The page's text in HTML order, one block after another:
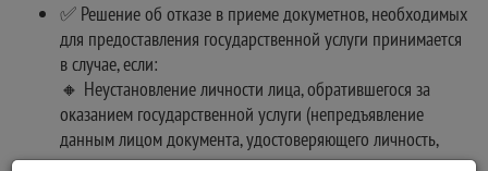
✅ Решение об отказе в приеме докуметнов, необходимых
для предоставления государственной услуги принимается
в случае, если:
🔸 Неустановление личности лица, обратившегося за
оказанием государственной услуги (непредъявление
данным лицом документа, удостоверяющего личность,
отказ данного лица предъявить документ,